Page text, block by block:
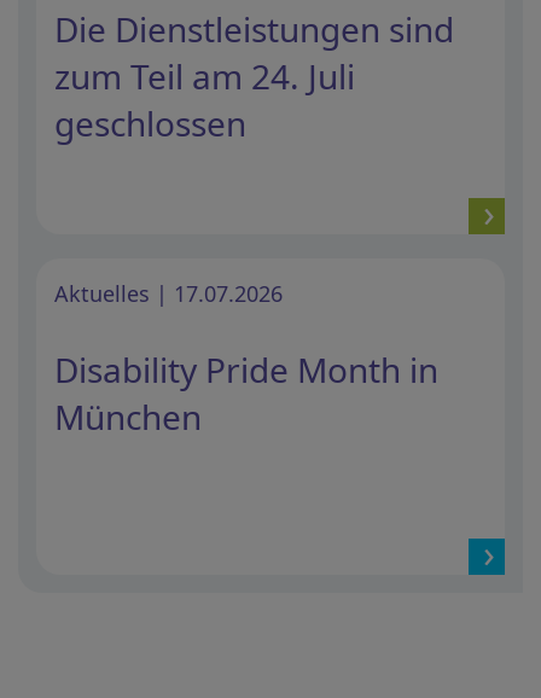
Die Dienstleistungen sind
zum Teil am 24. Juli
geschlossen
Aktuelles | 17.07.2026
Disability Pride Month in
München